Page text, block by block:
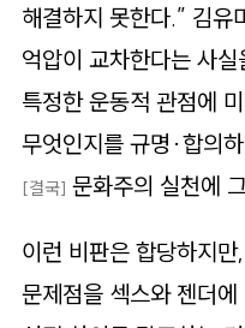
해결하지 못한다.” 김유
억압이 교차한다는 사
특정한 운동적 관점에
무엇인지를 규명·합의
[결국] 문화주의 실천에
이런 비판은 합당하지
문제점을 섹스와 젠더